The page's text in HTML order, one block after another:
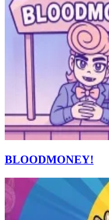
BLOODMONEY!